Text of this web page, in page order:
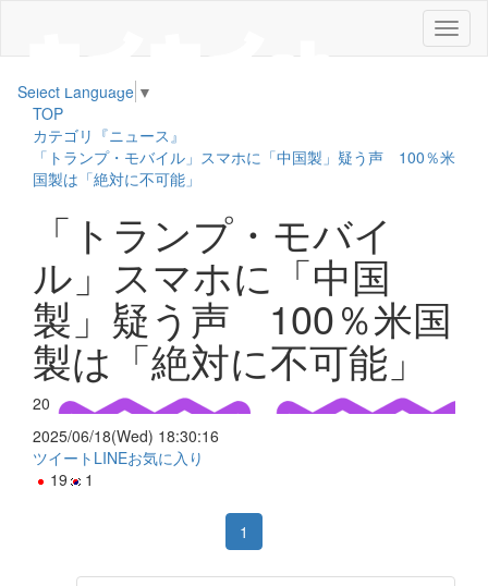
メ
ニ
Select Language ▼
TOP
カテゴリ『ニュース』
「トランプ・モバイル」スマホに「中国製」疑う声 100％米
国製は「絶対に不可能」
「トランプ・モバイ
ル」スマホに「中国
製」疑う声 100％米国
製は「絶対に不可能」
20
2025/06/18(Wed) 18:30:16
ツイート LINEお気に入り
19
1
1